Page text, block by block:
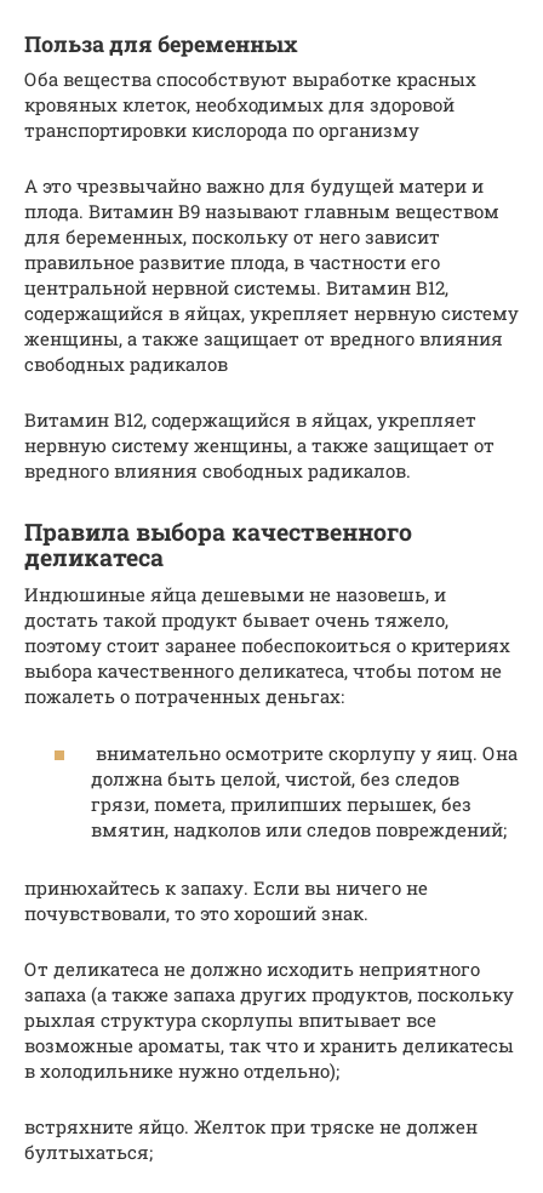
Польза для беременных
Оба вещества способствуют выработке красных
кровяных клеток, необходимых для здоровой
транспортировки кислорода по организму
А это чрезвычайно важно для будущей матери и
плода. Витамин В9 называют главным веществом
для беременных, поскольку от него зависит
правильное развитие плода, в частности его
центральной нервной системы. Витамин В12,
содержащийся в яйцах, укрепляет нервную систему
женщины, а также защищает от вредного влияния
свободных радикалов
Витамин В12, содержащийся в яйцах, укрепляет
нервную систему женщины, а также защищает от
вредного влияния свободных радикалов.
Правила выбора качественного
деликатеса
Индюшиные яйца дешевыми не назовешь, и
достать такой продукт бывает очень тяжело,
поэтому стоит заранее побеспокоиться о критериях
выбора качественного деликатеса, чтобы потом не
пожалеть о потраченных деньгах:
внимательно осмотрите скорлупу у яиц. Она
должна быть целой, чистой, без следов
грязи, помета, прилипших перышек, без
вмятин, надколов или следов повреждений;
принюхайтесь к запаху. Если вы ничего не
почувствовали, то это хороший знак.
От деликатеса не должно исходить неприятного
запаха (а также запаха других продуктов, поскольку
рыхлая структура скорлупы впитывает все
возможные ароматы, так что и хранить деликатесы
в холодильнике нужно отдельно);
встряхните яйцо. Желток при тряске не должен
бултыхаться;